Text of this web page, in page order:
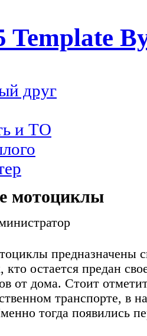
Template
друг
и ТО
мотоциклы
предназначены
кто остается предан
от дома. Стоит
транспорте, в
тогда появились